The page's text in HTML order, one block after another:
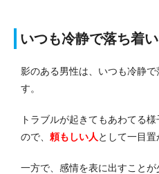
いつも冷静で落ち着
影のある男性は、いつも冷静
す。
トラブルが起きてもあわてる
ので、 頼もしい人 として一目置
一方で、感情を表に出すこと